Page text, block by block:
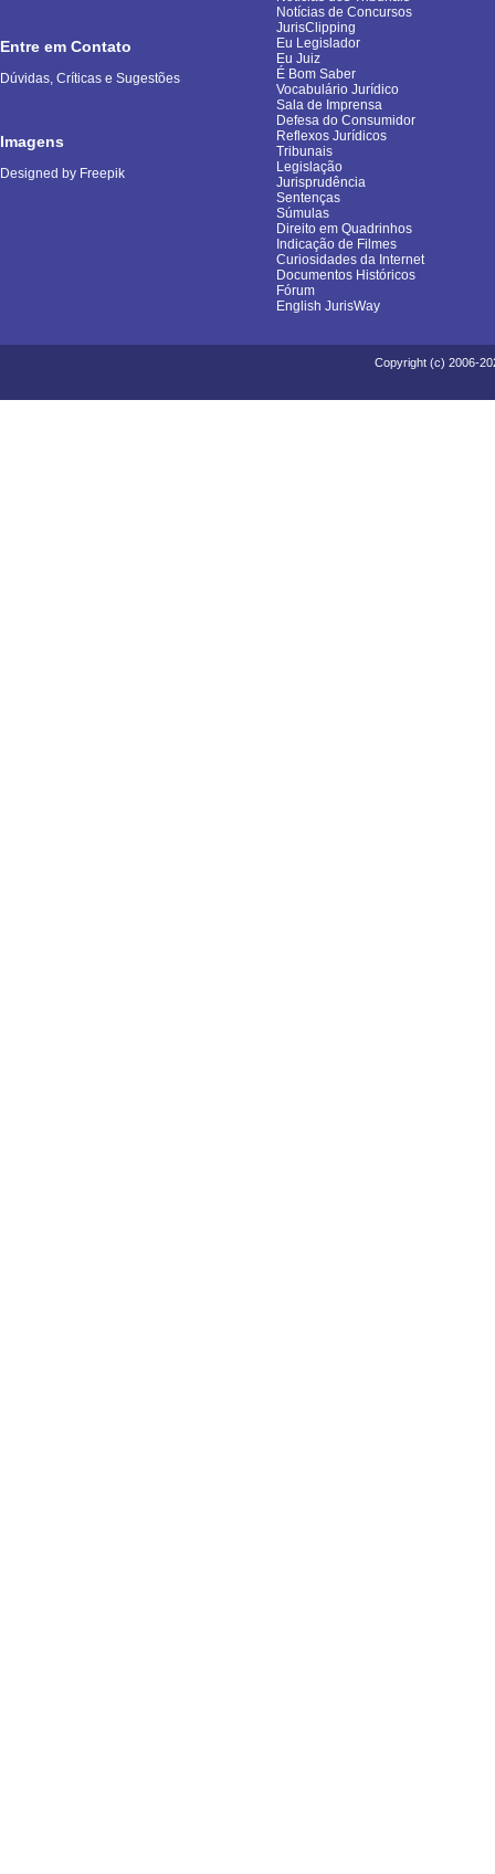
Entre em Contato
Dúvidas, Críticas e Sugestões
Imagens
Designed by Freepik
Notícias de Concursos
JurisClipping
Eu Legislador
Eu Juiz
É Bom Saber
Vocabulário Jurídico
Sala de Imprensa
Defesa do Consumidor
Reflexos Jurídicos
Tribunais
Legislação
Jurisprudência
Sentenças
Súmulas
Direito em Quadrinhos
Indicação de Filmes
Curiosidades da Internet
Documentos Históricos
Fórum
English JurisWay
Copyright (c) 2006-